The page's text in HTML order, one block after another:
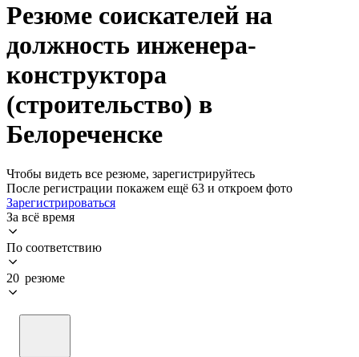
Резюме соискателей на
должность инженера-
конструктора
(строительство) в
Белореченске
Чтобы видеть все резюме, зарегистрируйтесь
После регистрации покажем ещё 63 и откроем фото
Зарегистрироваться
За всё время
По соответствию
20 резюме